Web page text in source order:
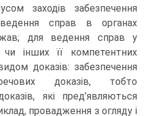
заходів забезпечення
справ в органах
для ведення справ у
чи інших її компетентних
доказів: забезпечення
доказів, тобто
які пред’являються
провадження з огляду і